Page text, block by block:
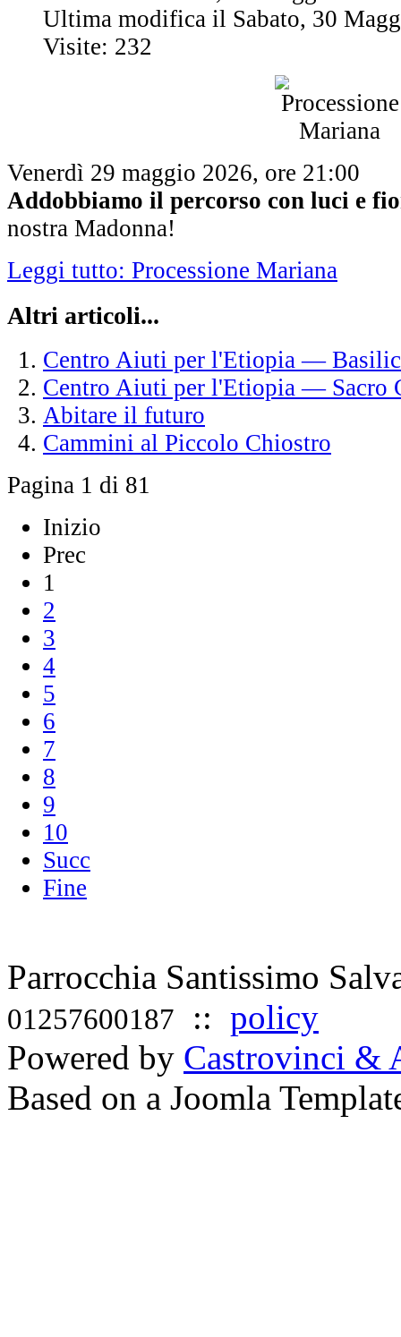
Ultima modifica il Sabato, 30
Visite: 232
Venerdì 29 maggio 2026, ore 21:00
Addobbiamo il percorso con luci e
nostra Madonna!
Leggi tutto: Processione Mariana
Altri articoli...
Centro Aiuti per l'Etiopia —
Centro Aiuti per l'Etiopia — Sacro
Abitare il futuro
Cammini al Piccolo Chiostro
Pagina 1 di 81
Inizio
Prec
1
2
3
4
5
6
7
8
9
10
Succ
Fine
Parrocchia Santissimo
01257600187 :: policy
Powered by Castrovinci &
Based on a Joomla